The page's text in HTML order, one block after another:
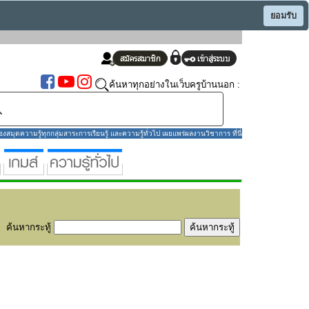
ยอมรับ
ค้นหาทุกอย่างในเว็บครูบ้านนอก :
มุดความรู้ทุกกลุ่มสาระการเรียนรู้ และความรู้ทั่วไป เผยแพร่ผลงานวิชาการ ที่นี่
ค้นหากระทู้